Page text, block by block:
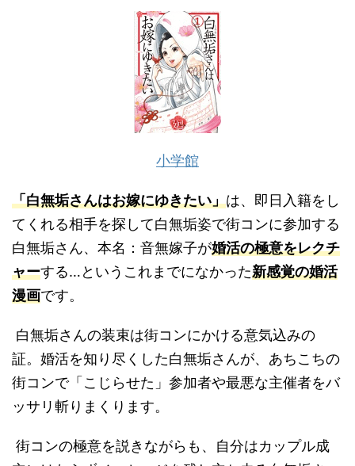
小学館
「白無垢さんはお嫁にゆきたい」は、即日入籍をし
てくれる相手を探して白無垢姿で街コンに参加する
白無垢さん、本名：音無嫁子が婚活の極意をレクチ
ャーする…というこれまでになかった新感覚の婚活
漫画です。
白無垢さんの装束は街コンにかける意気込みの
証。婚活を知り尽くした白無垢さんが、あちこちの
街コンで「こじらせた」参加者や最悪な主催者をバ
ッサリ斬りまくります。
街コンの極意を説きながらも、自分はカップル成